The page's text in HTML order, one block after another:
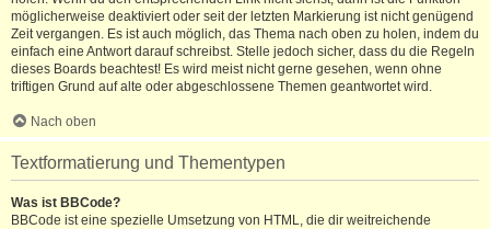
möglicherweise deaktiviert oder seit der letzten Markierung ist nicht genügend
Zeit vergangen. Es ist auch möglich, das Thema nach oben zu holen, indem du
einfach eine Antwort darauf schreibst. Stelle jedoch sicher, dass du die Regeln
dieses Boards beachtest! Es wird meist nicht gerne gesehen, wenn ohne
triftigen Grund auf alte oder abgeschlossene Themen geantwortet wird.
Nach oben
Textformatierung und Thementypen
Was ist BBCode?
BBCode ist eine spezielle Umsetzung von HTML, die dir weitreichende